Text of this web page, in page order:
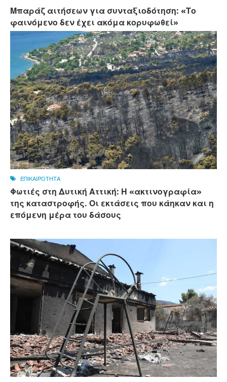
Μπαράζ αιτήσεων για συνταξιοδότηση: «Το
φαινόμενο δεν έχει ακόμα κορυφωθεί»
ΕΠΙΚΑΙΡΟΤΗΤΑ
Φωτιές στη Δυτική Αττική: Η «ακτινογραφία»
της καταστροφής. Οι εκτάσεις που κάηκαν και η
επόμενη μέρα του δάσους